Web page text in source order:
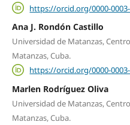
https://orcid.org/0000-
Ana J. Rondón Castillo
Universidad de Matanzas,
Matanzas, Cuba.
https://orcid.org/0000-
Marlen Rodríguez Oliva
Universidad de Matanzas,
Matanzas, Cuba.